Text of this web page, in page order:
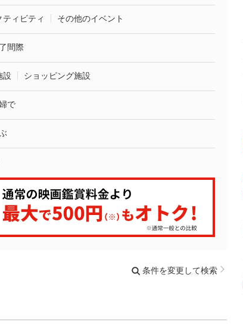
ィビティ その他のイベント
間際
設 ショッピング施設
で
条件を変更して検索